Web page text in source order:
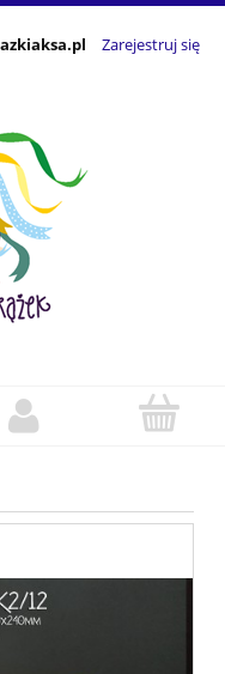
Zarejestruj się